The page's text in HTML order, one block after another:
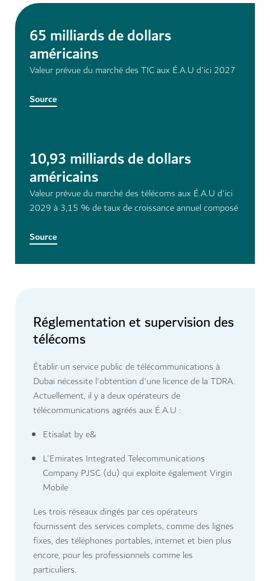
65 milliards de dollars
américains
Valeur prévue du marché des TIC aux É.A.U d'ici 2027
Source
10,93 milliards de dollars
américains
Valeur prévue du marché des télécoms aux É.A.U d'ici
2029 à 3,15 % de taux de croissance annuel composé
Source
Réglementation et supervision des
télécoms
Établir un service public de télécommunications à
Dubai nécessite l'obtention d'une licence de la TDRA.
Actuellement, il y a deux opérateurs de
télécommunications agréés aux É.A.U :
Etisalat by e&
L'Emirates Integrated Telecommunications
Company PJSC (du) qui exploite également Virgin
Mobile
Les trois réseaux dirigés par ces opérateurs
fournissent des services complets, comme des lignes
fixes, des téléphones portables, internet et bien plus
encore, pour les professionnels comme les
particuliers.